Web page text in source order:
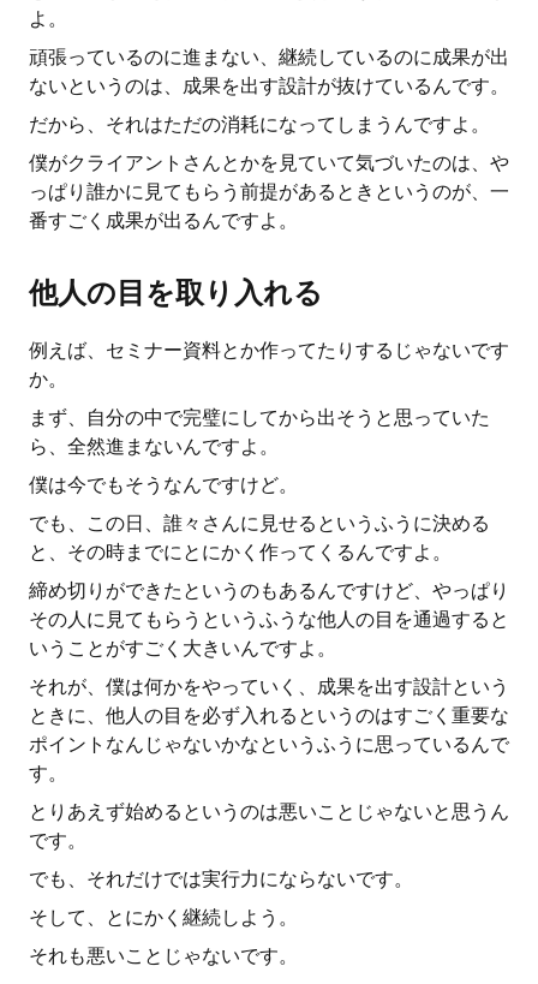
よ。
頑張っているのに進まない、継続しているのに成果が出
ないというのは、成果を出す設計が抜けているんです。
だから、それはただの消耗になってしまうんですよ。
僕がクライアントさんとかを見ていて気づいたのは、や
っぱり誰かに見てもらう前提があるときというのが、一
番すごく成果が出るんですよ。
他人の目を取り入れる
例えば、セミナー資料とか作ってたりするじゃないです
か。
まず、自分の中で完璧にしてから出そうと思っていた
ら、全然進まないんですよ。
僕は今でもそうなんですけど。
でも、この日、誰々さんに見せるというふうに決める
と、その時までにとにかく作ってくるんですよ。
締め切りができたというのもあるんですけど、やっぱり
その人に見てもらうというふうな他人の目を通過すると
いうことがすごく大きいんですよ。
それが、僕は何かをやっていく、成果を出す設計という
ときに、他人の目を必ず入れるというのはすごく重要な
ポイントなんじゃないかなというふうに思っているんで
す。
とりあえず始めるというのは悪いことじゃないと思うん
です。
でも、それだけでは実行力にならないです。
そして、とにかく継続しよう。
それも悪いことじゃないです。